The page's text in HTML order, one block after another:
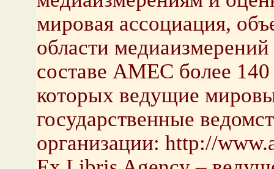
мировая ассоциация,
области
составе AMEC более
которых ведущие
государственные
организации: http://